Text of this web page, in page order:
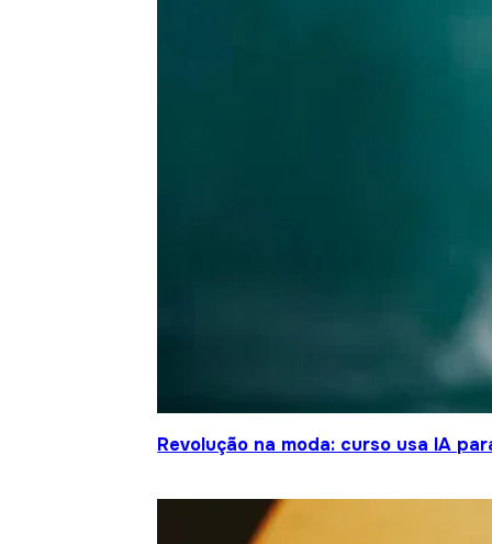
Revolução na moda: curso usa IA